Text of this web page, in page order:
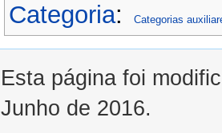
Categoria: Categorias
Esta página foi
Junho de 2016.